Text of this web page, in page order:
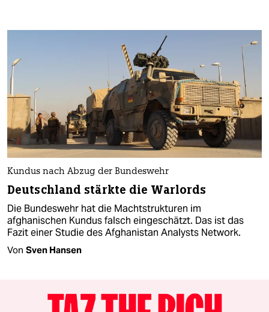
Kundus nach Abzug der Bundeswehr
Deutschland stärkte die Warlords
Die Bundeswehr hat die Machtstrukturen im
afghanischen Kundus falsch eingeschätzt. Das ist das
Fazit einer Studie des Afghanistan Analysts Network.
Von Sven Hansen